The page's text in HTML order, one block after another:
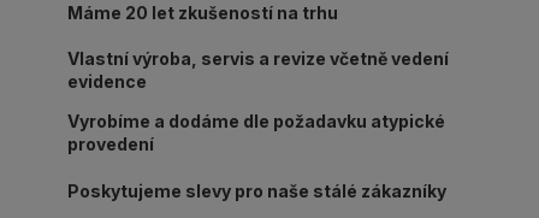
Máme 20 let zkušeností na trhu
Vlastní výroba, servis a revize včetně vedení
evidence
Vyrobíme a dodáme dle požadavku atypické
provedení
Poskytujeme slevy pro naše stálé zákazníky